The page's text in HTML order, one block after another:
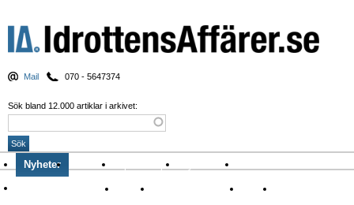
Mail 070 - 5647374
Sök bland 12.000 artiklar i arkivet:
Nyheter Krönikor Sport & spel Nyhetsbrev
Om Idrottens Affärer
Affärer I spåren av Corona Arena